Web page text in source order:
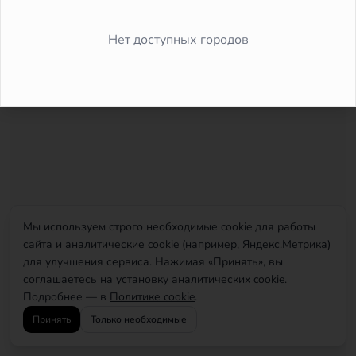
Мы используем строго необходимые cookie для работы
сайта и аналитические cookie (например, Яндекс.Метрика)
для улучшения сервиса. Нажимая «Принять», вы
соглашаетесь на установку аналитических cookie.
Подробнее — в Политике cookie.
Принять Только необходимые
Нет доступных городов